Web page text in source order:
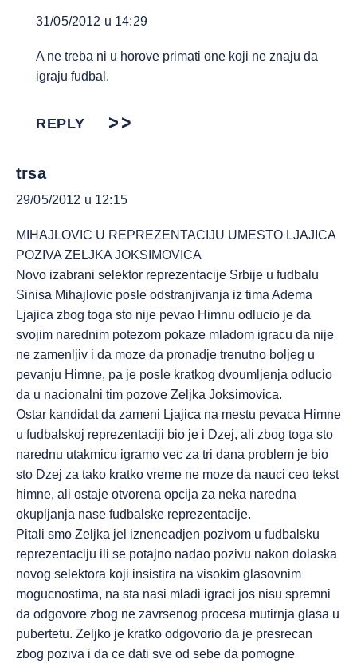
31/05/2012 u 14:29
A ne treba ni u horove primati one koji ne znaju da
igraju fudbal.
REPLY
trsa
29/05/2012 u 12:15
MIHAJLOVIC U REPREZENTACIJU UMESTO LJAJICA
POZIVA ZELJKA JOKSIMOVICA
Novo izabrani selektor reprezentacije Srbije u fudbalu
Sinisa Mihajlovic posle odstranjivanja iz tima Adema
Ljajica zbog toga sto nije pevao Himnu odlucio je da
svojim narednim potezom pokaze mladom igracu da nije
ne zamenljiv i da moze da pronadje trenutno boljeg u
pevanju Himne, pa je posle kratkog dvoumljenja odlucio
da u nacionalni tim pozove Zeljka Joksimovica.
Ostar kandidat da zameni Ljajica na mestu pevaca Himne
u fudbalskoj reprezentaciji bio je i Dzej, ali zbog toga sto
narednu utakmicu igramo vec za tri dana problem je bio
sto Dzej za tako kratko vreme ne moze da nauci ceo tekst
himne, ali ostaje otvorena opcija za neka naredna
okupljanja nase fudbalske reprezentacije.
Pitali smo Zeljka jel izneneadjen pozivom u fudbalsku
reprezentaciju ili se potajno nadao pozivu nakon dolaska
novog selektora koji insistira na visokim glasovnim
mogucnostima, na sta nasi mladi igraci jos nisu spremni
da odgovore zbog ne zavrsenog procesa mutirnja glasa u
pubertetu. Zeljko je kratko odgovorio da je presrecan
zbog poziva i da ce dati sve od sebe da pomogne